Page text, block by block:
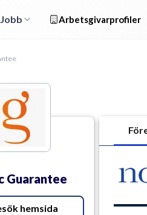
Jobb Arbetsgivarprofiler
Guarantee
hemsida